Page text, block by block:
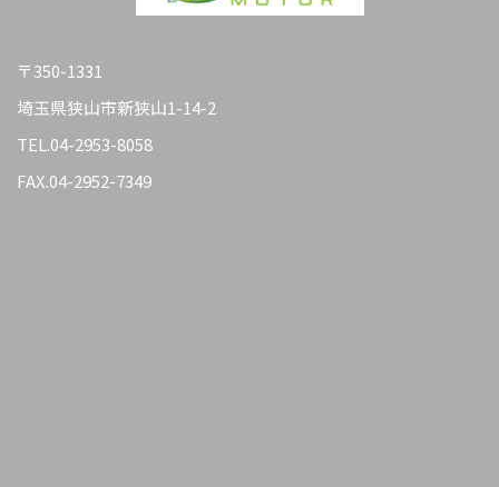
〒350-1331
埼玉県狭山市新狭山1-14-2
TEL.04-2953-8058
FAX.04-2952-7349